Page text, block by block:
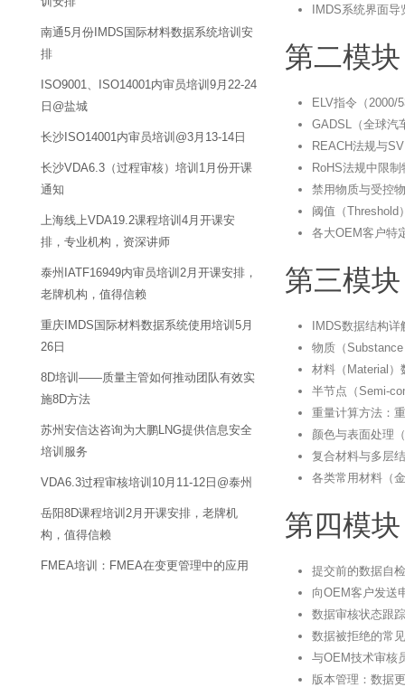
IMDS系统界面
第二模
ELV指令（2000/
GADSL（全球汽
REACH法规与
RoHS法规中限
禁用物质与受控
阈值（Threshold
各大OEM客户特
第三模
IMDS数据结构
物质（
材料（Material）
半节点（Semi-
重量计算方法：
颜色与表面处理
复合材料与多层
各类常用材料（
第四模
提交前的数据自
向OEM客户发送
数据审核状态跟
数据被拒绝的常
与OEM技术审核
版本管理：数据
南通5月份IMDS国际材料数据系统培训安
排
ISO9001、ISO14001内审员培训9月22-24
日@盐城
长沙ISO14001内审员培训@3月13-14日
长沙VDA6.3（过程审核）培训1月份开课
通知
上海线上VDA19.2课程培训4月开课安
排，专业机构，资深讲师
泰州IATF16949内审员培训2月开课安排，
老牌机构，值得信赖
重庆IMDS国际材料数据系统使用培训5月
26日
8D培训——质量主管如何推动团队有效实
施8D方法
苏州安信达咨询为大鹏LNG提供信息安全
培训服务
VDA6.3过程审核培训10月11-12日@泰州
岳阳8D课程培训2月开课安排，老牌机
构，值得信赖
FMEA培训：FMEA在变更管理中的应用